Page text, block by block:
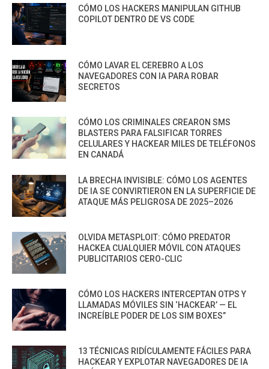
CÓMO LOS HACKERS MANIPULAN GITHUB
COPILOT DENTRO DE VS CODE
CÓMO LAVAR EL CEREBRO A LOS
NAVEGADORES CON IA PARA ROBAR
SECRETOS
CÓMO LOS CRIMINALES CREARON SMS
BLASTERS PARA FALSIFICAR TORRES
CELULARES Y HACKEAR MILES DE TELÉFONOS
EN CANADÁ
LA BRECHA INVISIBLE: CÓMO LOS AGENTES
DE IA SE CONVIRTIERON EN LA SUPERFICIE DE
ATAQUE MÁS PELIGROSA DE 2025–2026
OLVIDA METASPLOIT: CÓMO PREDATOR
HACKEA CUALQUIER MÓVIL CON ATAQUES
PUBLICITARIOS CERO-CLIC
CÓMO LOS HACKERS INTERCEPTAN OTPS Y
LLAMADAS MÓVILES SIN ‘HACKEAR’ — EL
INCREÍBLE PODER DE LOS SIM BOXES”
13 TÉCNICAS RIDÍCULAMENTE FÁCILES PARA
HACKEAR Y EXPLOTAR NAVEGADORES DE IA